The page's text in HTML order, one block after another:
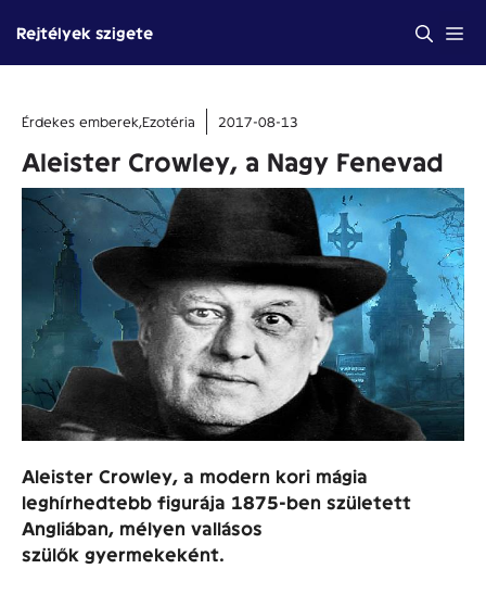
tartalomba
Rejtélyek szigete
Érdekes emberek,Ezotéria 2017-08-13
Aleister Crowley, a Nagy Fenevad
Aleister Crowley, a modern kori mágia
leghírhedtebb figurája 1875-ben született
Angliában, mélyen vallásos
szülők gyermekeként.